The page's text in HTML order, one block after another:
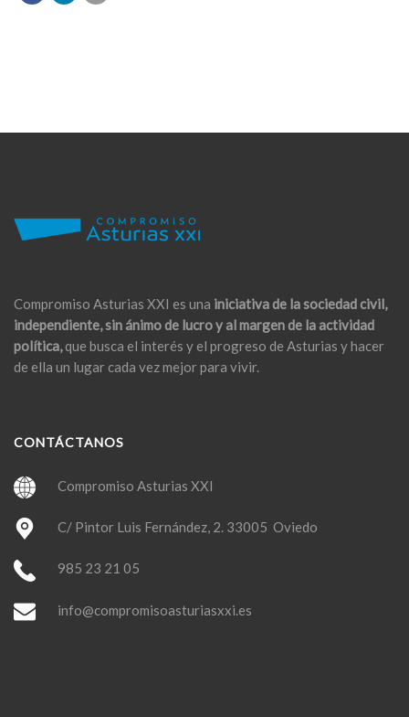
Compromiso Asturias XXI es una iniciativa de la sociedad civil,
independiente, sin ánimo de lucro y al margen de la actividad
política,que busca el interés y el progreso de Asturias y hacer
de ella un lugar cada vez mejor para vivir.
CONTÁCTANOS
Compromiso Asturias XXI
C/ Pintor Luis Fernández, 2. 33005 Oviedo
985 23 21 05
info@compromisoasturiasxxi.es